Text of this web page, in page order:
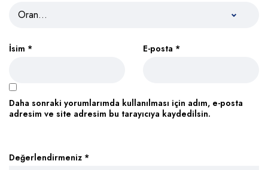
Değerlendirmeniz *
İsim * E-posta *
Daha sonraki yorumlarımda kullanılması için adım, e-posta
adresim ve site adresim bu tarayıcıya kaydedilsin.